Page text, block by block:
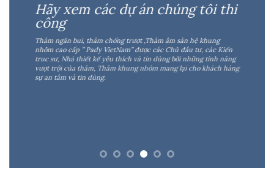
Hãy xem các dự án chúng tôi thi
công
Thảm ngăn bui, thảm chống trượt ,Thảm âm sàn hệ khung
nhôm cao cấp ” Pady VietNam” được các Chủ đầu tư, các Kiến
truc sư, Nhà thiết kế yêu thích và tin dùng bởi những tính năng
vượt trội của thảm, Thảm khung nhôm mang lại cho khách hàng
sự an tâm và tin dùng.